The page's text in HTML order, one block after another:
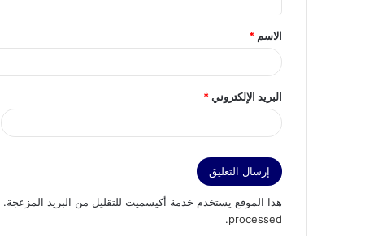
ق
*
الاسم *
البريد الإلكتروني*
هذا الموقع يستخدم خدمة أكيسميت للتقليل من البريد المزعجة.
processed
.